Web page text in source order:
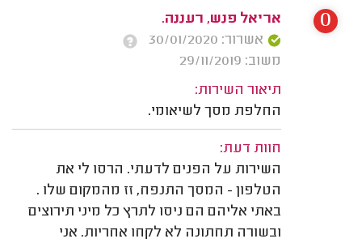
אריאל פנש, רעננה.
אשרור: 30/01/2020
משוב: 29/11/2019
תיאור השירות:
החלפת מסך לשיאומי.
חוות דעת:
השירות על הפנים לדעתי. הרסו לי את
הטלפון - המסך התנפח, זז מהמקום שלו .
באתי אליהם הם ניסו לתרץ כל מיני תירוצים
ובשורה תחתונה לא לקחו אחריות. אני
0